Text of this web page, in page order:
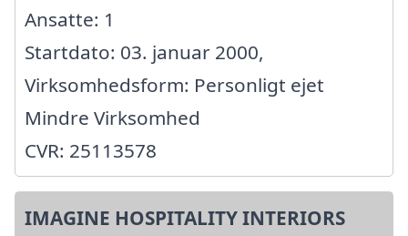
Ansatte: 1
Startdato: 03. januar 2000,
Virksomhedsform: Personligt ejet
Mindre Virksomhed
CVR: 25113578
IMAGINE HOSPITALITY INTERIORS